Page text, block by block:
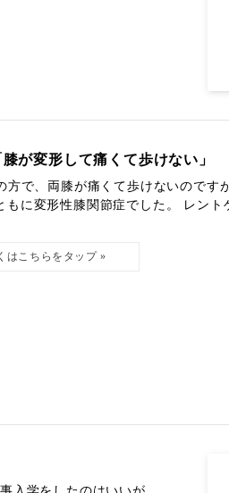
が変形して痛くて歩けない」
方で、両膝が痛くて歩けないので
もに変形性膝関節症でした。 レント